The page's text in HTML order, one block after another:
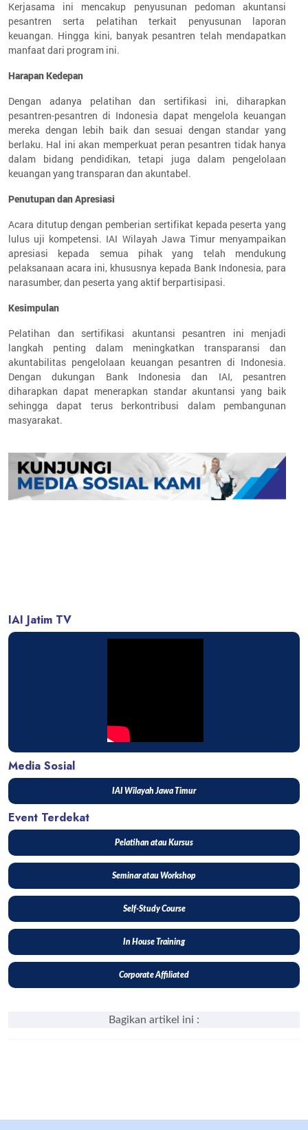
Kerjasama ini mencakup penyusunan pedoman akuntansi
pesantren serta pelatihan terkait penyusunan laporan
keuangan. Hingga kini, banyak pesantren telah mendapatkan
manfaat dari program ini.
Harapan Kedepan
Dengan adanya pelatihan dan sertifikasi ini, diharapkan
pesantren-pesantren di Indonesia dapat mengelola keuangan
mereka dengan lebih baik dan sesuai dengan standar yang
berlaku. Hal ini akan memperkuat peran pesantren tidak hanya
dalam bidang pendidikan, tetapi juga dalam pengelolaan
keuangan yang transparan dan akuntabel.
Penutupan dan Apresiasi
Acara ditutup dengan pemberian sertifikat kepada peserta yang
lulus uji kompetensi. IAI Wilayah Jawa Timur menyampaikan
apresiasi kepada semua pihak yang telah mendukung
pelaksanaan acara ini, khususnya kepada Bank Indonesia, para
narasumber, dan peserta yang aktif berpartisipasi.
Kesimpulan
Pelatihan dan sertifikasi akuntansi pesantren ini menjadi
langkah penting dalam meningkatkan transparansi dan
akuntabilitas pengelolaan keuangan pesantren di Indonesia.
Dengan dukungan Bank Indonesia dan IAI, pesantren
diharapkan dapat menerapkan standar akuntansi yang baik
sehingga dapat terus berkontribusi dalam pembangunan
masyarakat.
IAI Jatim TV
Media Sosial
IAI Wilayah Jawa Timur
Event Terdekat
Pelatihan atau Kursus
Seminar atau Workshop
Self-Study Course
In House Training
Corporate Affiliated
Bagikan artikel ini :